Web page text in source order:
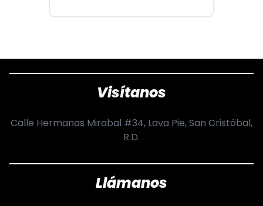
Visítanos
Calle Hermanas Mirabal #34, Lava Pie, San Cristóbal,
R.D.
Llámanos